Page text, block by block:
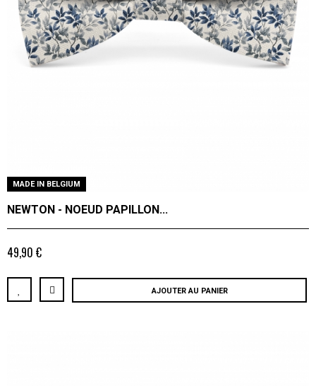
MADE IN BELGIUM
NEWTON - NOEUD PAPILLON...
49,90 €
AJOUTER AU PANIER